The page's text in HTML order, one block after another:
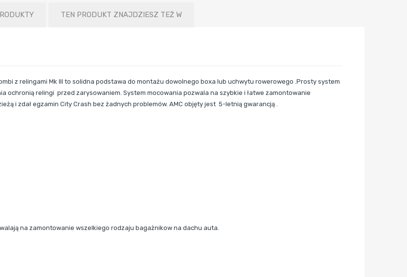
TEN PRODUKT ZNAJDZIESZ TEŻ W
z relingami Mk III to solidna podstawa do montażu dowolnego boxa lub uchwytu rowerowego .Prosty system
ochronią relingi przed zarysowaniem. System mocowania pozwala na szybkie i łatwe zamontowanie
i zdał egzamin City Crash bez żadnych problemów. AMC objęty jest 5-letnią gwarancją .
na zamontowanie wszelkiego rodzaju bagażnikow na dachu auta.